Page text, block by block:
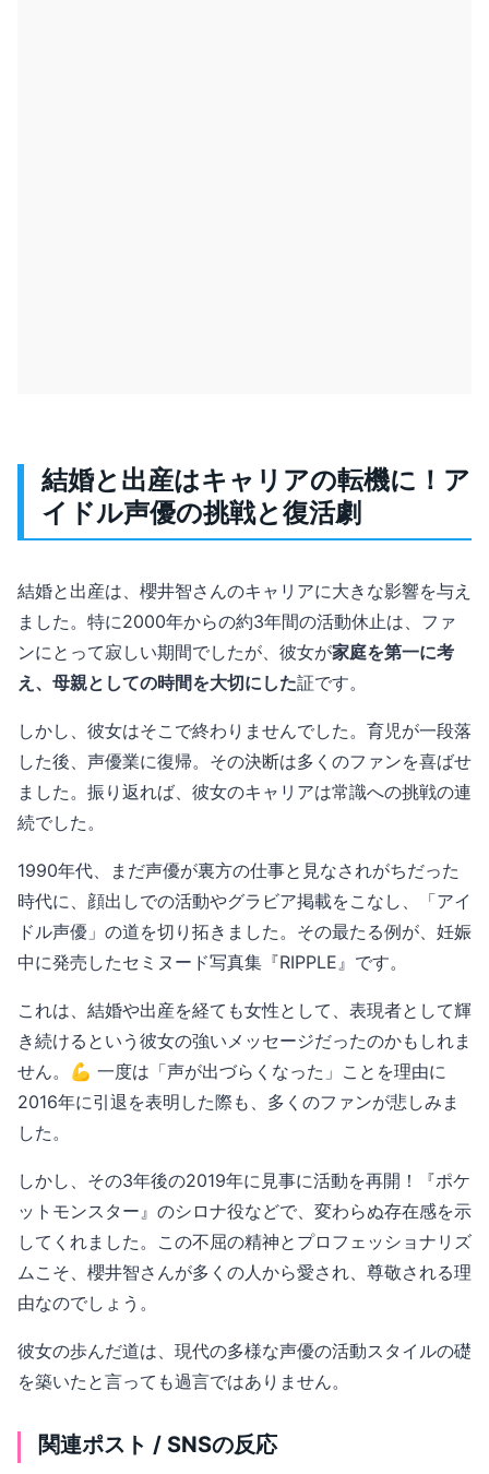
結婚と出産はキャリアの転機に！ア
イドル声優の挑戦と復活劇
結婚と出産は、櫻井智さんのキャリアに大きな影響を与え
ました。特に2000年からの約3年間の活動休止は、ファ
ンにとって寂しい期間でしたが、彼女が家庭を第一に考
え、母親としての時間を大切にした証です。
しかし、彼女はそこで終わりませんでした。育児が一段落
した後、声優業に復帰。その決断は多くのファンを喜ばせ
ました。振り返れば、彼女のキャリアは常識への挑戦の連
続でした。
1990年代、まだ声優が裏方の仕事と見なされがちだった
時代に、顔出しでの活動やグラビア掲載をこなし、「アイ
ドル声優」の道を切り拓きました。その最たる例が、妊娠
中に発売したセミヌード写真集『RIPPLE』です。
これは、結婚や出産を経ても女性として、表現者として輝
き続けるという彼女の強いメッセージだったのかもしれま
せん。💪 一度は「声が出づらくなった」ことを理由に
2016年に引退を表明した際も、多くのファンが悲しみま
した。
しかし、その3年後の2019年に見事に活動を再開！『ポケ
ットモンスター』のシロナ役などで、変わらぬ存在感を示
してくれました。この不屈の精神とプロフェッショナリズ
ムこそ、櫻井智さんが多くの人から愛され、尊敬される理
由なのでしょう。
彼女の歩んだ道は、現代の多様な声優の活動スタイルの礎
を築いたと言っても過言ではありません。
関連ポスト / SNSの反応